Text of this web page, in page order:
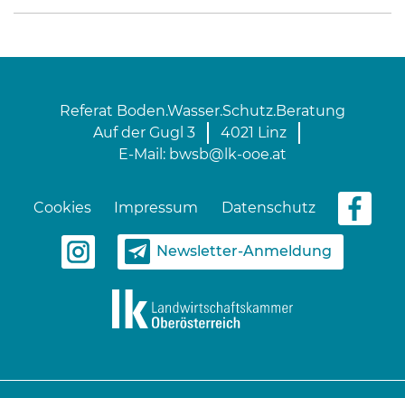
Referat Boden.Wasser.Schutz.Beratung
Auf der Gugl 3
4021 Linz
E-Mail: bwsb@lk-ooe.at
Cookies Impressum Datenschutz
Newsletter-Anmeldung